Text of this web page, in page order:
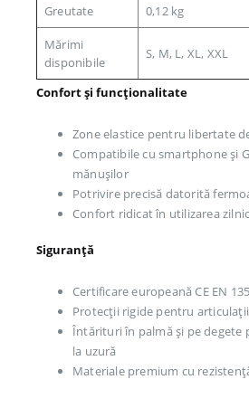
Greutate 0,12 kg
Mărimi
disponibile
S, M, L, XL, XXL
Confort și funcționalitate
Zone elastice pentru libertate
Compatibile cu smartphone și
mănușilor
Potrivire precisă datorită
Confort ridicat în utilizarea
Siguranță
Certificare europeană CE EN
Protecții rigide pentru articulații
Întărituri în palmă și pe degete
la uzură
Materiale premium cu